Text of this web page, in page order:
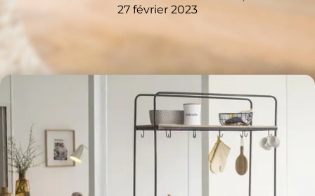
27 février 2023